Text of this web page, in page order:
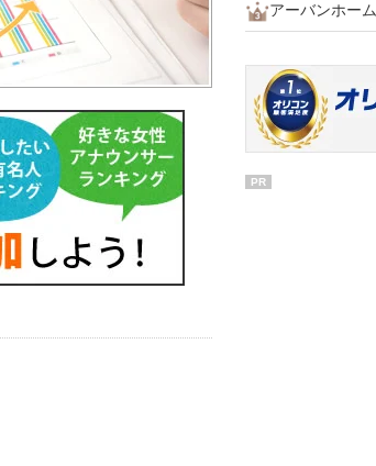
アーバンホーム
PR